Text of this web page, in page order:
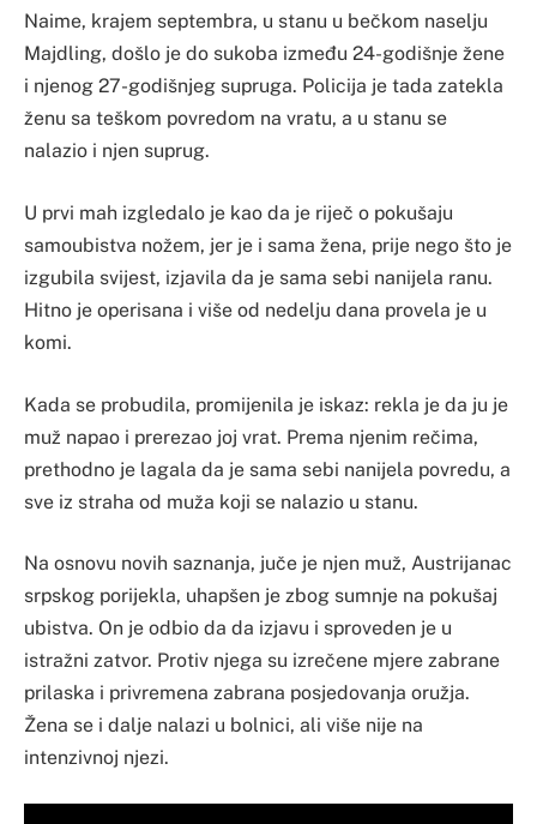
Naime, krajem septembra, u stanu u bečkom naselju
Majdling, došlo je do sukoba između 24-godišnje žene
i njenog 27-godišnjeg supruga. Policija je tada zatekla
ženu sa teškom povredom na vratu, a u stanu se
nalazio i njen suprug.
U prvi mah izgledalo je kao da je riječ o pokušaju
samoubistva nožem, jer je i sama žena, prije nego što je
izgubila svijest, izjavila da je sama sebi nanijela ranu.
Hitno je operisana i više od nedelju dana provela je u
komi.
Kada se probudila, promijenila je iskaz: rekla je da ju je
muž napao i prerezao joj vrat. Prema njenim rečima,
prethodno je lagala da je sama sebi nanijela povredu, a
sve iz straha od muža koji se nalazio u stanu.
Na osnovu novih saznanja, juče je njen muž, Austrijanac
srpskog porijekla, uhapšen je zbog sumnje na pokušaj
ubistva. On je odbio da da izjavu i sproveden je u
istražni zatvor. Protiv njega su izrečene mjere zabrane
prilaska i privremena zabrana posjedovanja oružja.
Žena se i dalje nalazi u bolnici, ali više nije na
intenzivnoj njezi.